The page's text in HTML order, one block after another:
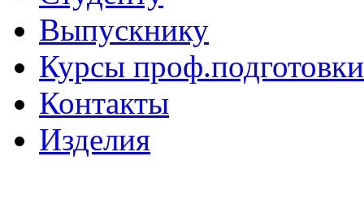
Выпускнику
Курсы проф.подготовки
Контакты
Изделия